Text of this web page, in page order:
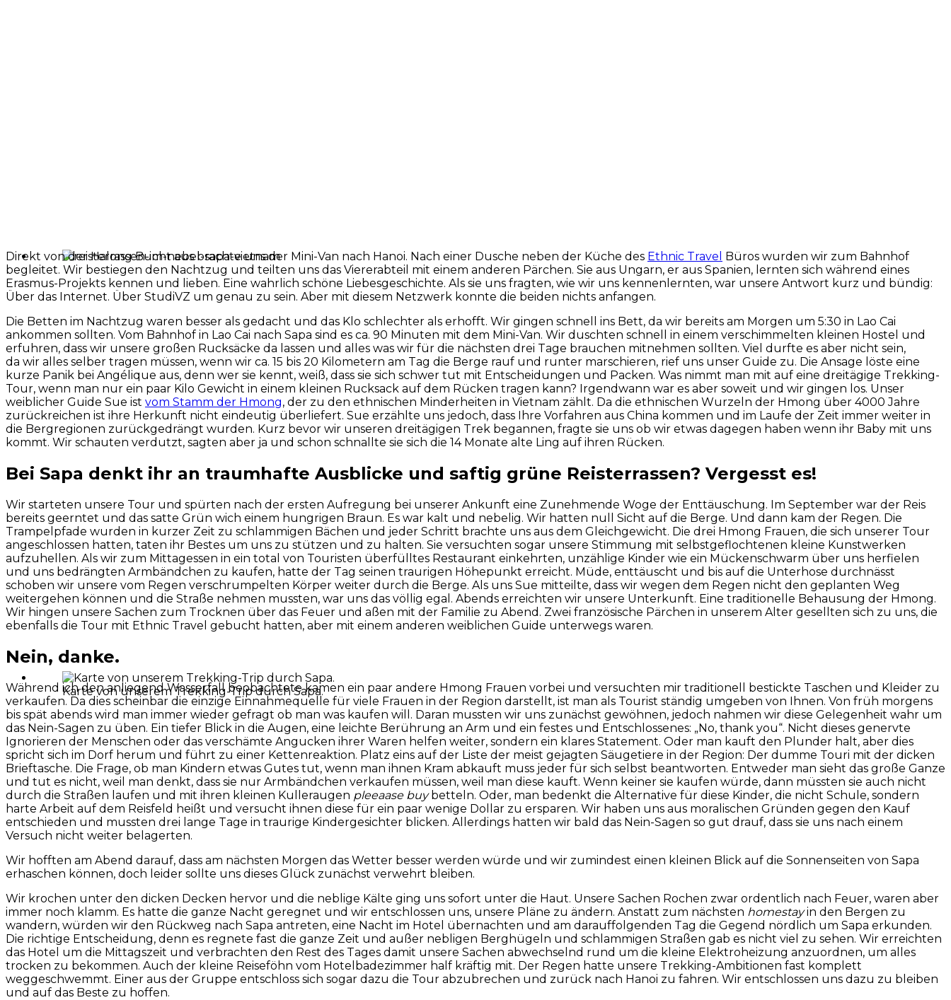
Karte von unserem Trekking-Trip durch Sapa.
Direkt von der Halong Bucht aus brachte uns der Mini-Van nach Hanoi. Nach einer Dusche neben der Küche des Ethnic Travel
Büros wurden wir zum Bahnhof
begleitet. Wir bestiegen den Nachtzug und teilten uns das Viererabteil mit einem anderen Pärchen. Sie aus Ungarn, er aus Spanien, lernten sich während eines
Erasmus-Projekts kennen und lieben. Eine wahrlich schöne Liebesgeschichte. Als sie uns fragten, wie wir uns kennenlernten, war unsere Antwort kurz und bündig:
Über das Internet. Über StudiVZ um genau zu sein. Aber mit diesem Netzwerk konnte die beiden nichts anfangen.
Die Betten im Nachtzug waren besser als gedacht und das Klo schlechter als erhofft. Wir gingen schnell ins Bett, da wir bereits am Morgen um 5:30 in Lao Cai
ankommen sollten. Vom Bahnhof in Lao Cai nach Sapa sind es ca. 90 Minuten mit dem Mini-Van. Wir duschten schnell in einem verschimmelten kleinen Hostel und
erfuhren, dass wir unsere großen Rucksäcke da lassen und alles was wir für die nächsten drei Tage brauchen mitnehmen sollten. Viel durfte es aber nicht sein,
da wir alles selber tragen müssen, wenn wir ca. 15 bis 20 Kilometern am Tag die Berge rauf und runter marschieren, rief uns unser Guide zu. Die Ansage löste eine
kurze Panik bei Angélique aus, denn wer sie kennt, weiß, dass sie sich schwer tut mit Entscheidungen und Packen. Was nimmt man mit auf eine dreitägige Trekking-
Tour, wenn man nur ein paar Kilo Gewicht in einem kleinen Rucksack auf dem Rücken tragen kann? Irgendwann war es aber soweit und wir gingen los. Unser
weiblicher Guide Sue ist vom Stamm der Hmong, der zu den ethnischen Minderheiten in Vietnam zählt. Da die ethnischen Wurzeln der Hmong über 4000 Jahre
zurückreichen ist ihre Herkunft nicht eindeutig überliefert. Sue erzählte uns jedoch, dass Ihre Vorfahren aus China kommen und im Laufe der Zeit immer weiter in
die Bergregionen zurückgedrängt wurden. Kurz bevor wir unseren dreitägigen Trek begannen, fragte sie uns ob wir etwas dagegen haben wenn ihr Baby mit uns
kommt. Wir schauten verdutzt, sagten aber ja und schon schnallte sie sich die 14 Monate alte Ling auf ihren Rücken.
Bei Sapa denkt ihr an traumhafte Ausblicke und saftig grüne Reisterrassen? Vergesst es!
Wir starteten unsere Tour und spürten nach der ersten Aufregung bei unserer Ankunft eine Zunehmende Woge der Enttäuschung. Im September war der Reis
bereits geerntet und das satte Grün wich einem hungrigen Braun. Es war kalt und nebelig. Wir hatten null Sicht auf die Berge. Und dann kam der Regen. Die
Trampelpfade wurden in kurzer Zeit zu schlammigen Bächen und jeder Schritt brachte uns aus dem Gleichgewicht. Die drei Hmong Frauen, die sich unserer Tour
angeschlossen hatten, taten ihr Bestes um uns zu stützen und zu halten. Sie versuchten sogar unsere Stimmung mit selbstgeflochtenen kleine Kunstwerken
aufzuhellen. Als wir zum Mittagessen in ein total von Touristen überfülltes Restaurant einkehrten, unzählige Kinder wie ein Mückenschwarm über uns herfielen
und uns bedrängten Armbändchen zu kaufen, hatte der Tag seinen traurigen Höhepunkt erreicht. Müde, enttäuscht und bis auf die Unterhose durchnässt
schoben wir unsere vom Regen verschrumpelten Körper weiter durch die Berge. Als uns Sue mitteilte, dass wir wegen dem Regen nicht den geplanten Weg
weitergehen können und die Straße nehmen mussten, war uns das völlig egal. Abends erreichten wir unsere Unterkunft. Eine traditionelle Behausung der Hmong.
Wir hingen unsere Sachen zum Trocknen über das Feuer und aßen mit der Familie zu Abend. Zwei französische Pärchen in unserem Alter gesellten sich zu uns, die
ebenfalls die Tour mit Ethnic Travel gebucht hatten, aber mit einem anderen weiblichen Guide unterwegs waren.
Nein, danke.
Während ich den anliegend Wasserfall beobachtete kamen ein paar andere Hmong Frauen vorbei und versuchten mir traditionell bestickte Taschen und Kleider zu
verkaufen. Da dies scheinbar die einzige Einnahmequelle für viele Frauen in der Region darstellt, ist man als Tourist ständig umgeben von Ihnen. Von früh morgens
bis spät abends wird man immer wieder gefragt ob man was kaufen will. Daran mussten wir uns zunächst gewöhnen, jedoch nahmen wir diese Gelegenheit wahr um
das Nein-Sagen zu üben. Ein tiefer Blick in die Augen, eine leichte Berührung an Arm und ein festes und Entschlossenes: „No, thank you“. Nicht dieses genervte
Ignorieren der Menschen oder das verschämte Angucken ihrer Waren helfen weiter, sondern ein klares Statement. Oder man kauft den Plunder halt, aber dies
spricht sich im Dorf herum und führt zu einer Kettenreaktion. Platz eins auf der Liste der meist gejagten Säugetiere in der Region: Der dumme Touri mit der dicken
Brieftasche. Die Frage, ob man Kindern etwas Gutes tut, wenn man ihnen Kram abkauft muss jeder für sich selbst beantworten. Entweder man sieht das große Ganze
und tut es nicht, weil man denkt, dass sie nur Armbändchen verkaufen müssen, weil man diese kauft. Wenn keiner sie kaufen würde, dann müssten sie auch nicht
durch die Straßen laufen und mit ihren kleinen Kulleraugen pleeaase buybetteln. Oder, man bedenkt die Alternative für diese Kinder, die nicht Schule, sondern
harte Arbeit auf dem Reisfeld heißt und versucht ihnen diese für ein paar wenige Dollar zu ersparen. Wir haben uns aus moralischen Gründen gegen den Kauf
entschieden und mussten drei lange Tage in traurige Kindergesichter blicken. Allerdings hatten wir bald das Nein-Sagen so gut drauf, dass sie uns nach einem
Versuch nicht weiter belagerten.
Wir hofften am Abend darauf, dass am nächsten Morgen das Wetter besser werden würde und wir zumindest einen kleinen Blick auf die Sonnenseiten von Sapa
erhaschen können, doch leider sollte uns dieses Glück zunächst verwehrt bleiben.
Wir krochen unter den dicken Decken hervor und die neblige Kälte ging uns sofort unter die Haut. Unsere Sachen Rochen zwar ordentlich nach Feuer, waren aber
immer noch klamm. Es hatte die ganze Nacht geregnet und wir entschlossen uns, unsere Pläne zu ändern. Anstatt zum nächsten homestayin den Bergen zu
wandern, würden wir den Rückweg nach Sapa antreten, eine Nacht im Hotel übernachten und am darauffolgenden Tag die Gegend nördlich um Sapa erkunden.
Die richtige Entscheidung, denn es regnete fast die ganze Zeit und außer nebligen Berghügeln und schlammigen Straßen gab es nicht viel zu sehen. Wir erreichten
das Hotel um die Mittagszeit und verbrachten den Rest des Tages damit unsere Sachen abwechselnd rund um die kleine Elektroheizung anzuordnen, um alles
trocken zu bekommen. Auch der kleine Reiseföhn vom Hotelbadezimmer half kräftig mit. Der Regen hatte unsere Trekking-Ambitionen fast komplett
weggeschwemmt. Einer aus der Gruppe entschloss sich sogar dazu die Tour abzubrechen und zurück nach Hanoi zu fahren. Wir entschlossen uns dazu zu bleiben
und auf das Beste zu hoffen.